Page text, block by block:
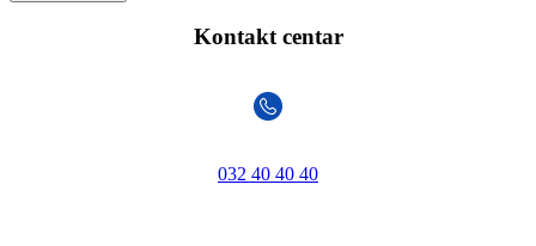
Kontakt centar
032 40 40 40